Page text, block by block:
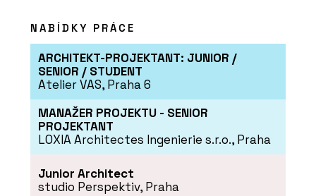
Typo - mmcité
NABÍDKY PRÁCE
ARCHITEKT-PROJEKTANT: JUNIOR /
SENIOR / STUDENT
Atelier VAS, Praha 6
MANAŽER PROJEKTU - SENIOR
PROJEKTANT
LOXIA Architectes Ingenierie s.r.o., Praha
Junior Architect
studio Perspektiv, Praha